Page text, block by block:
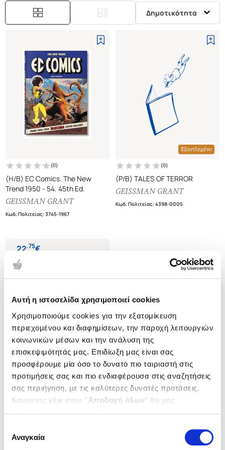
Αυτή η ιστοσελίδα χρησιμοποιεί cookies
Χρησιμοποιούμε cookies για την εξατομίκευση
περιεχομένου και διαφημίσεων, την παροχή λειτουργιών
κοινωνικών μέσων και την ανάλυση της
επισκεψιμότητάς μας. Επιδίωξη μας είναι σας
προσφέρουμε μία όσο το δυνατό πιο ταιριαστή στις
προτιμήσεις σας και πιο ενδιαφέρουσα στις αναζητήσεις
σας περιήγηση, με τις καλύτερες δυνατές προτάσεις.
Κάνοντας κλικ στην ‘’Αποδοχή όλων’’ θα μας
βοηθήσετε να ανταποκριθούμε στα παραπάνω.
ενδιαφέρουν και να επιλέξετε από τα παρακάτω με την
΄΄και να ενημερωθείτε σχετικά με
συγκατάθεσης
Αναγκαία
Δημοτικότητα
(0)
(H/B) EC Comics. The New
Trend 1950 - 54. 45th Ed.
GEISSMAN GRANT
Κωδ. Πολιτείας:3745-1967
22.75€
Τιμή Πολιτείας
Εξαντλημένο
(0)
(P/B) TALES OF TERROR
GEISSMAN GRANT
Κωδ. Πολιτείας:4398-0005